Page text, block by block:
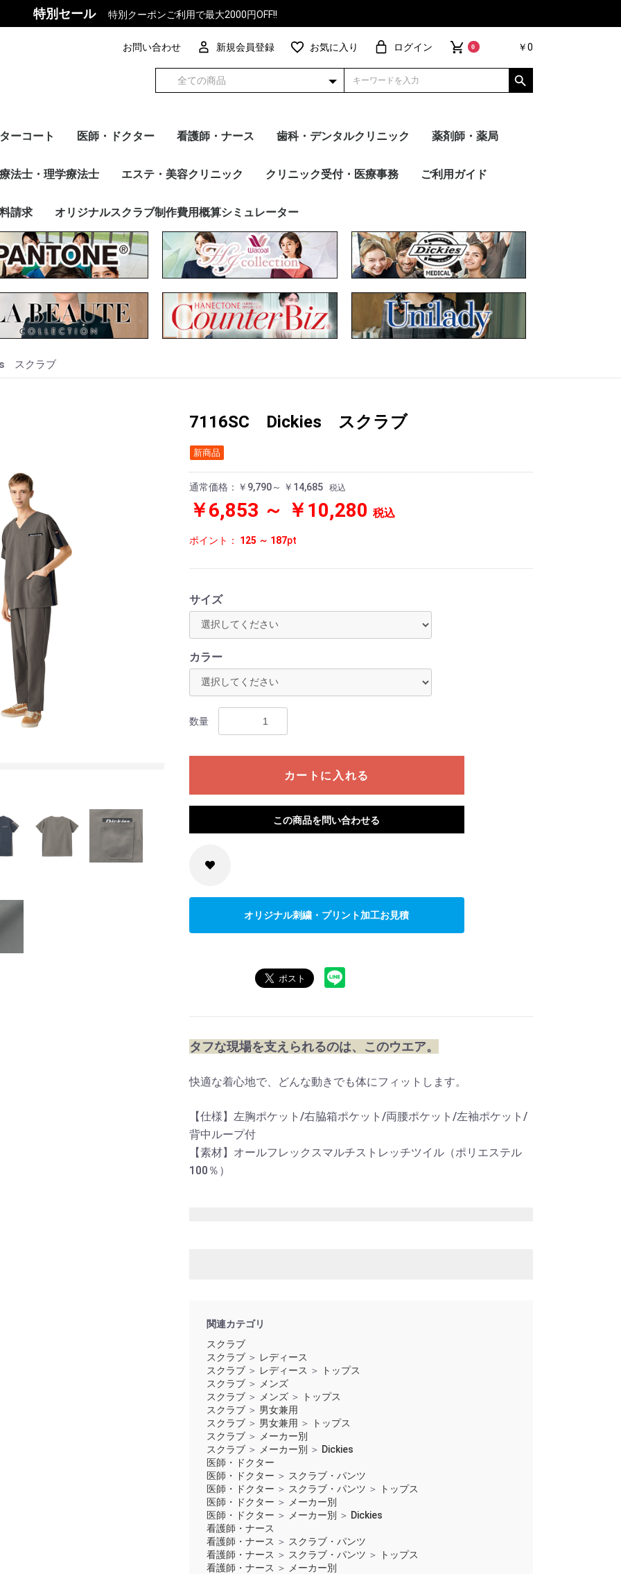
特別セール 特別クーポンご利用で最大2000円OFF!!
お問い合わせ 新規会員登録 お気に入り ログイン 0 ￥0
トップス
パンツ
インナー
チュニック
ケーシー
ワンピース
マタニティ
トップス
パンツ
インナー
ケーシー
トップス
パンツ
インナー
FOLK
PANTONE
Dickies
en joie(アンジョア)
HANECTONE(ハネクト
F Lab.
Wacoal
Mizuno
UNITE
MICHEL KLEIN
WHISEL
サーヴォ
RISERVA（リゼルヴ
ESTNATION
ーコート
ース
ー別 FOLK
Dickies
Wacoal
UNITE
Mizuno
医師・ドクター
スクラブ・パンツ トップス
パンツ
インナー
ドクターコート
チュニック・ケーシー
ワンピース
インナー
カーディガン
その他アイテム
メーカー別 FOLK
PANTONE
Wacoal
Dickies
Mizuno
MICHEL KLEIN
UNITE
en joie（アン ジョ
HANECTONE(ハネクト
RISERVA（リゼルヴ
WHISEL
サーヴォ
ESTNATION
看護師・ナース
スクラブ・パンツ トップス
パンツ
チュニック・ケーシー
ワンピース
カーディガン
インナー
その他アイテム
メーカー別 FOLK
PANTONE
Wacoal
Dickies
Mizuno
UNITE
MICHEL KLEIN
en joie（アン ジョ
HANECTONE（ハネク
サーヴォ
RISERVA（リゼルヴ
WHISEL
ESTNATION
歯科・デンタルクリニック
スクラブ・パンツ トップス
パンツ
カーディガン
ワンピース
インナー
ドクターコート
その他アイテム
メーカー別 FOLK
PANTONE
Dickies
Wacoal
MICHEL KLEIN
Mizuno
UNITE
en joie（アン ジョ
HANECTONE（ハネク
サーヴォ
RISERVA（リゼルヴ
WHISEL
ESTNATION
薬剤師・薬局
スクラブ・パンツ
カーディガン
インナー
ドクターコート
メーカー別
その他アイテム
ルヴ
ネク
ジョ
ルヴトップス
パンツ
FOLK
PANTONE
Dickies
Wacoal
Mizuno
UNITE
MICHEL KLEIN
en joie（アン ジョ
RISERVA（リゼルヴ
HANECTONE（ハネク
サーヴォ
WHISEL
法士・理学療法士
ブ・パンツ トップス
パンツ
ー
ー
ィガン
アイテム
ー別 FOLK
PANTONE
Dickies
Wacoal
Mizuno
MICHEL KLEIN
UNITE
en joie（アン ジョ
HANECTONE（ハネク
サーヴォ
RISERVA（リゼルヴ
WHISEL
エステ・美容クリニック
スクラブ・パンツ トップス
パンツ
チュニック
ドクターコート FOLK
Dickies
Wacoal
Mizuno
UNITE
ワンピース
カーディガン
インナー
その他アイテム
メーカー別 FOLK
Dickies
ESTNATION
Wacoal
Mizuno
UNITE
MICHEL KLEIN
en joie（アン ジョ
MARY QUANT
HANECTONE（ハネク
サーヴォ
クリニック受付・医療事務
トップス
ベスト
スカート・キュロット
パンツ
ワンピース
ジャケット
カーディガン
その他アイテム
メーカー別
ご利用ガイド
請求 オリジナルスクラブ制作費用概算シミュレーター
スクラブ
3 スモークピンク×ダークネイビー
7116SC Dickies スクラブ
新商品
通常価格： ￥9,790～ ￥14,685 税込
￥6,853 ～ ￥10,280 税込
ポイント： 125 ～ 187pt
サイズ
カラー
数量
カートに入れる
この商品を問い合わせる
カートへ進む
オリジナル刺繍・プリント加工お見積
タフな現場を支えられるのは、このウエア。
快適な着心地で、どんな動きでも体にフィットします。
【仕様】左胸ポケット/右脇箱ポケット/両腰ポケット/左袖ポケット/
背中ループ付
【素材】オールフレックスマルチストレッチツイル（ポリエステル
100％）
関連カテゴリ
スクラブ
スクラブ ＞ レディース
スクラブ ＞ レディース ＞
トップス
スクラブ ＞
メンズ
スクラブ ＞ メンズ ＞
トップス
スクラブ ＞ 男女兼用
スクラブ ＞ 男女兼用 ＞
トップス
スクラブ ＞
メーカー別
スクラブ ＞ メーカー別 ＞ Dickies
医師・ドクター
医師・ドクター ＞ スクラブ・パンツ
医師・ドクター ＞ スクラブ・パンツ ＞
トップス
医師・ドクター ＞
メーカー別
医師・ドクター ＞ メーカー別 ＞ Dickies
看護師・ナース
看護師・ナース ＞ スクラブ・パンツ
看護師・ナース ＞ スクラブ・パンツ ＞
トップス
看護師・ナース ＞
メーカー別